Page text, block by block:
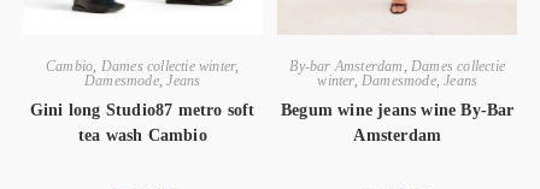
Cambio Dames collectie winter,
Damesmode,Jeans
Gini long Studio87 metro soft
tea wash Cambio
By-bar Amsterdam
Dames collectie
winter, Damesmode,Jeans
Begum wine jeans wine By-Bar
Amsterdam